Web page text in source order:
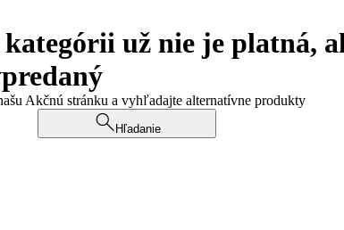
už nie je platná,
Akčnú stránku a vyhľadajte alternatívne produkty
Hľadanie